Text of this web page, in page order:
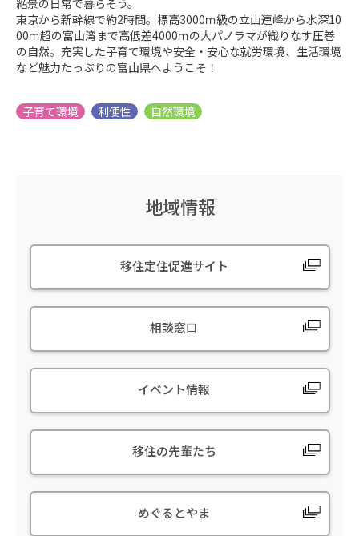
絶景の日常で暮らそう。
東京から新幹線で約2時間。標高3000ｍ級の立山連峰から水深10
00ｍ超の富山湾まで高低差4000ｍの大パノラマが織りなす圧巻
の自然。充実した子育て環境や安全・安心な就労環境、生活環境
など魅力たっぷりの富山県へようこそ！
地域情報
移住定住促進サイト
相談窓口
イベント情報
移住の先輩たち
めぐるとやま